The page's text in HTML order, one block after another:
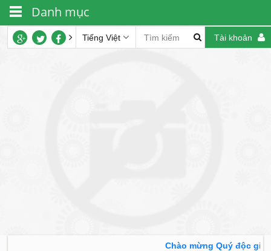
Tài khoản
Tiếng Việt
Chào mừng Quý độc giả
Danh mục